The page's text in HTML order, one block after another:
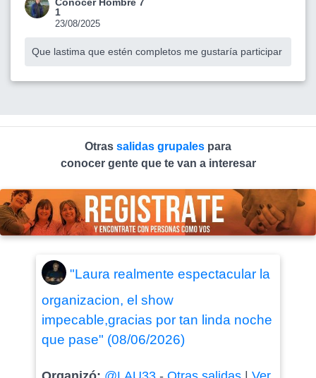
1
23/08/2025
Que lastima que estén completos me gustaría participar
Otras salidas grupales para
conocer gente que te van a interesar
"Laura realmente espectacular la
organizacion, el show
impecable,gracias por tan linda noche
que pase" (08/06/2026)